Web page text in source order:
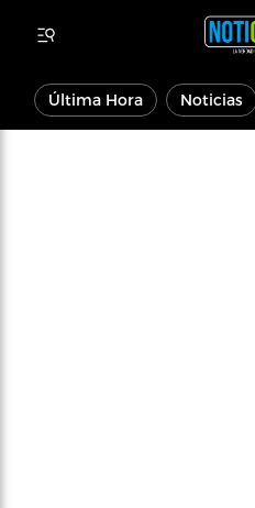
Última Hora Noticias